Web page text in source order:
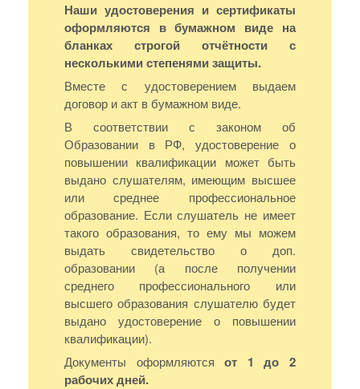
Наши удостоверения и сертификаты
оформляются в бумажном виде на
бланках строгой отчётности с
несколькими степенями защиты.
Вместе с удостоверением выдаем
договор и акт в бумажном виде.
В соответствии с законом об
Образовании в РФ, удостоверение о
повышении квалификации может быть
выдано слушателям, имеющим высшее
или среднее профессиональное
образование. Если слушатель не имеет
такого образования, то ему мы можем
выдать свидетельство о доп.
образовании (а после получении
среднего профессионального или
высшего образования слушателю будет
выдано удостоверение о повышении
квалификации).
Документы оформляютсяот 1 до 2
рабочих дней.